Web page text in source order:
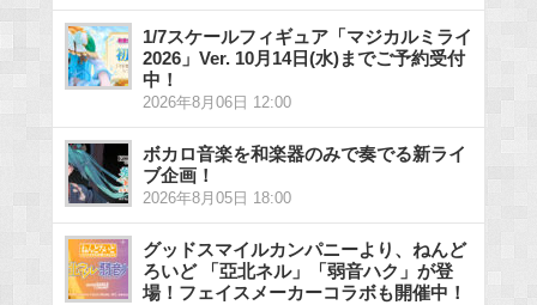
1/7スケールフィギュア「マジカルミライ
2026」Ver. 10月14日(水)までご予約受付
中！
2026年8月06日 12:00
ボカロ音楽を和楽器のみで奏でる新ライ
ブ企画！
2026年8月05日 18:00
グッドスマイルカンパニーより、ねんど
ろいど 「亞北ネル」「弱音ハク」が登
場！フェイスメーカーコラボも開催中！